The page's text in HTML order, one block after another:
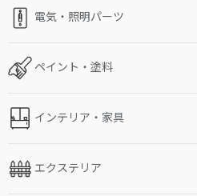
電気・照明パーツ
ペイント・塗料
インテリア・家具
エクステリア